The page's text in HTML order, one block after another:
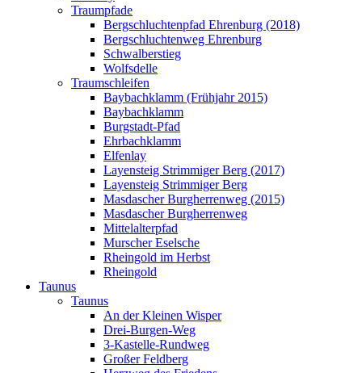
Traumpfade
Bergschluchtenpfad Ehrenburg (2018)
Bergschluchtenweg Ehrenburg
Schwalberstieg
Wolfsdelle
Traumschleifen
Baybachklamm (Frühjahr 2015)
Baybachklamm
Burgstadt-Pfad
Ehrbachklamm
Elfenlay
Layensteig Strimmiger Berg (2017)
Layensteig Strimmiger Berg
Masdascher Burgherrenweg (2015)
Masdascher Burgherrenweg
Mittelalterpfad
Murscher Eselsche
Rheingold im Herbst
Rheingold
Taunus
Taunus
An der Kleinen Wisper
Drei-Burgen-Weg
3-Kastelle-Rundweg
Großer Feldberg